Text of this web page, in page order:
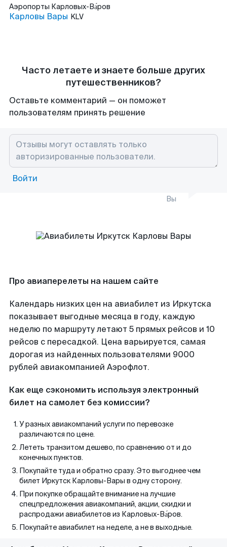
Аэропорты Карловых-Ва́ров
Карловы Вары KLV
Часто летаете и знаете больше других
путешественников?
Оставьте комментарий — он поможет
пользователям принять решение
Войти
Вы
Про авиаперелеты на нашем сайте
Календарь низких цен на авиабилет из Иркутска
показывает выгодные месяца в году, каждую
неделю по маршруту летают 5 прямых рейсов и 10
рейсов с пересадкой. Цена варьируется, самая
дорогая из найденных пользователями 9000
рублей авиакомпанией Аэрофлот.
Как еще сэкономить используя электронный
билет на самолет без комиссии?
У разных авиакомпаний услуги по перевозке
различаются по цене.
Лететь транзитом дешево, по сравнению от и до
конечных пунктов.
Покупайте туда и обратно сразу. Это выгоднее чем
билет Иркутск Карловы-Вары в одну сторону.
При покупке обращайте внимание на лучшие
спецпредложения авиакомпаний, акции, скидки и
распродажи авиабилетов из Карловых-Ва́ров.
Покупайте авиабилет на неделе, а не в выходные.